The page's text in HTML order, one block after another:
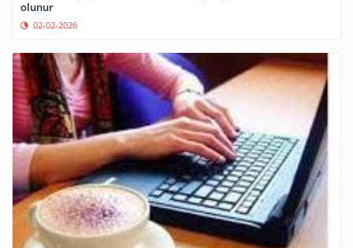
olunur
02-02-2026